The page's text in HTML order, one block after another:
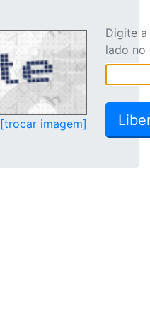
[trocar imagem]
Digite
lado no